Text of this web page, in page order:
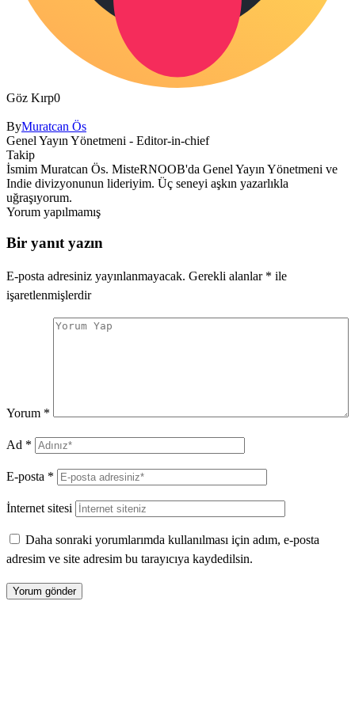
Göz Kırp0
ByMuratcan Ös
Genel Yayın Yönetmeni - Editor-in-chief
Takip
İsmim Muratcan Ös. MisteRNOOB'da Genel Yayın Yönetmeni ve
Indie divizyonunun lideriyim. Üç seneyi aşkın yazarlıkla
uğraşıyorum.
Yorum yapılmamış
Bir yanıt yazın
E-posta adresiniz yayınlanmayacak. Gerekli alanlar * ile
işaretlenmişlerdir
Yorum *
Ad *
E-posta *
İnternet sitesi
Daha sonraki yorumlarımda kullanılması için adım, e-posta
adresim ve site adresim bu tarayıcıya kaydedilsin.